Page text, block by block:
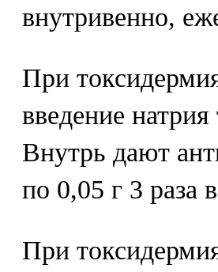
внутривенно,
При
введение
Внутрь дают
по 0,05 г 3 раза
При